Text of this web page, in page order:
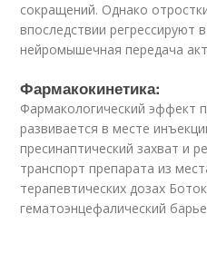
сокращений. Однако
впоследствии регрессируют
нейромышечная передача
Фармакокинетика:
Фармакологический эффект
развивается в месте
пресинаптический захват и
транспорт препарата из
терапевтических дозах
гематоэнцефалический